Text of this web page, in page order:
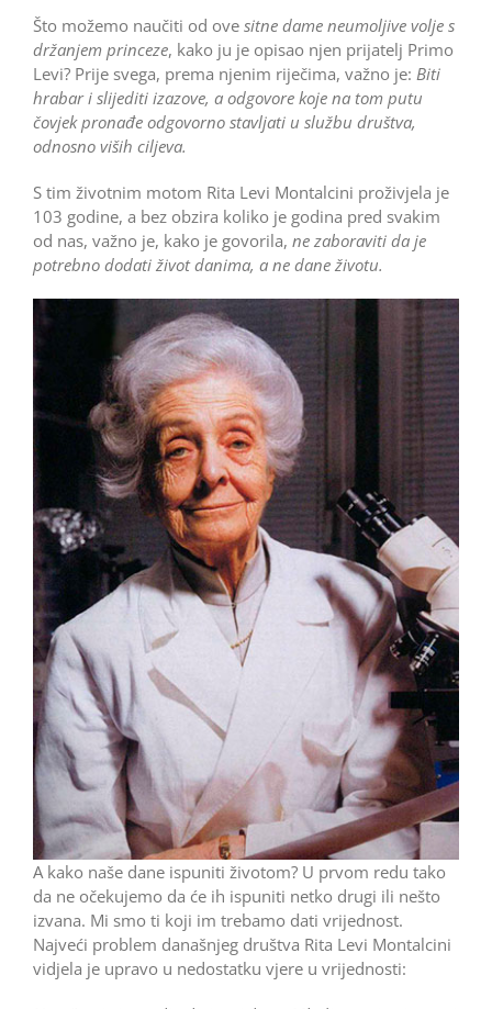
Što možemo naučiti od ove sitne dame neumoljive volje s
držanjem princeze, kako ju je opisao njen prijatelj Primo
Levi? Prije svega, prema njenim riječima, važno je: Biti
hrabar i slijediti izazove, a odgovore koje na tom putu
čovjek pronađe odgovorno stavljati u službu društva,
odnosno viših ciljeva.
S tim životnim motom Rita Levi Montalcini proživjela je
103 godine, a bez obzira koliko je godina pred svakim
od nas, važno je, kako je govorila, ne zaboraviti da je
potrebno dodati život danima, a ne dane životu.
A kako naše dane ispuniti životom? U prvom redu tako
da ne očekujemo da će ih ispuniti netko drugi ili nešto
izvana. Mi smo ti koji im trebamo dati vrijednost.
Najveći problem današnjeg društva Rita Levi Montalcini
vidjela je upravo u nedostatku vjere u ­vrijednosti: